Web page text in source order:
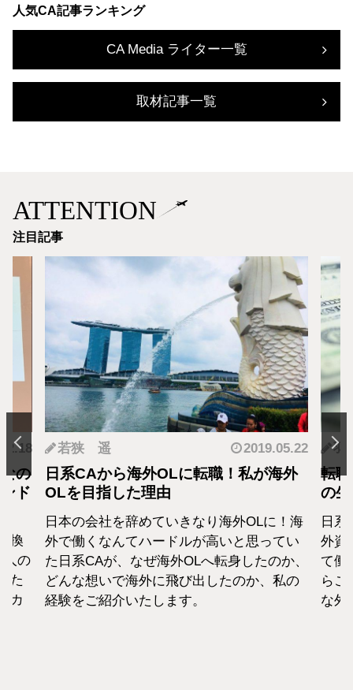
人気CA記事ランキング
CA Media ライター一覧
取材記事一覧
ATTENTION
注目記事
の
ド
換
人の
た
カ
若狭 遥 2019.05.22
日系CAから海外OLに転職！私が海外
OLを目指した理由
日本の会社を辞めていきなり海外OLに！海
外で働くなんてハードルが高いと思ってい
た日系CAが、なぜ海外OLへ転身したのか、
どんな想いで海外に飛び出したのか、私の
経験をご紹介いたします。
羽
転
の
日
外資
て働
らこ
な外